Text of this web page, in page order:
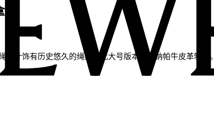
设计饰有历史悠久的绳结。此大号版本采用纳帕牛皮革制成。